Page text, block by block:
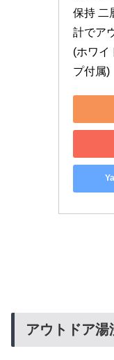
保持 二
計でア
(ホワイ
プ付属)
アウトドア